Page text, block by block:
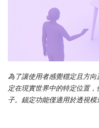
為了讓使用者感覺穩定且方
定在現實世界中的特定位置
子。錨定功能僅適用於透視模